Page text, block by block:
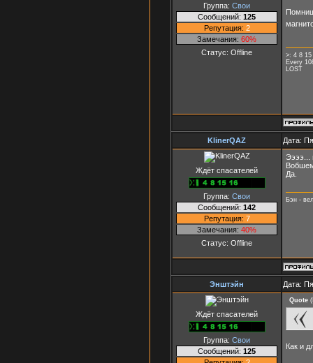
Группа: Свои
Сообщений: 125
Репутация: 2
Замечания: 60%
Статус: Offline
>: 4 8 15
Every
LOST
KlinerQAZ Дата:
Ждёт спасателей
Группа: Свои
Сообщений: 142
Репутация: 7
Замечания: 40%
Статус: Offline
Ээээ...
Да.
Бэн -
Энштэйн Дата:
Ждёт спасателей
Группа: Свои
Сообщений: 125
Quote (
Как и